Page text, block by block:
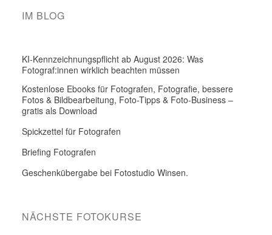
IM BLOG
KI-Kennzeichnungspflicht ab August 2026: Was
Fotograf:innen wirklich beachten müssen
Kostenlose Ebooks für Fotografen, Fotografie, bessere
Fotos & Bildbearbeitung, Foto-Tipps & Foto-Business –
gratis als Download
Spickzettel für Fotografen
Briefing Fotografen
Geschenkübergabe bei Fotostudio Winsen.
NÄCHSTE FOTOKURSE